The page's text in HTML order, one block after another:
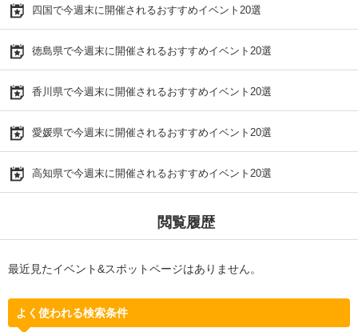
四国で今週末に開催されるおすすめイベント20選
徳島県で今週末に開催されるおすすめイベント20選
香川県で今週末に開催されるおすすめイベント20選
愛媛県で今週末に開催されるおすすめイベント20選
高知県で今週末に開催されるおすすめイベント20選
閲覧履歴
最近見たイベント&スポットページはありません。
よく使われる検索条件